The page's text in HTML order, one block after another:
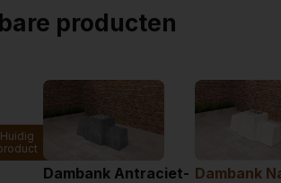
producten
Huidig
Dambank Antraciet- Dambank